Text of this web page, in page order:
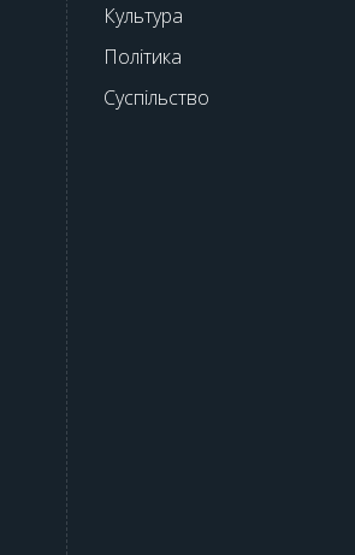
Культура
Політика
Суспільство